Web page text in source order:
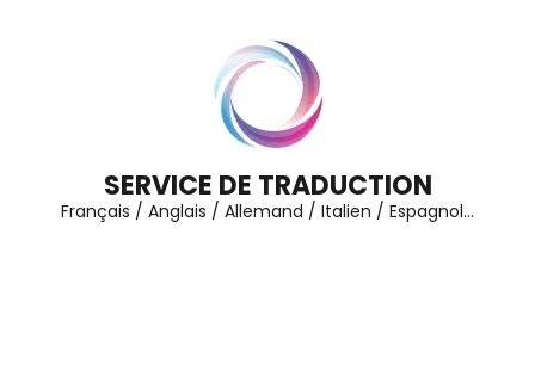
SERVICE DE TRADUCTION
Français / Anglais / Allemand / Italien / Espagnol…